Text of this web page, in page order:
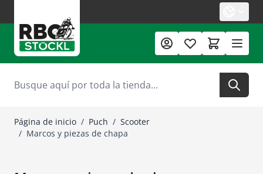
Buscar
Página de inicio / Puch / Scooter
/ Marcos y piezas de chapa